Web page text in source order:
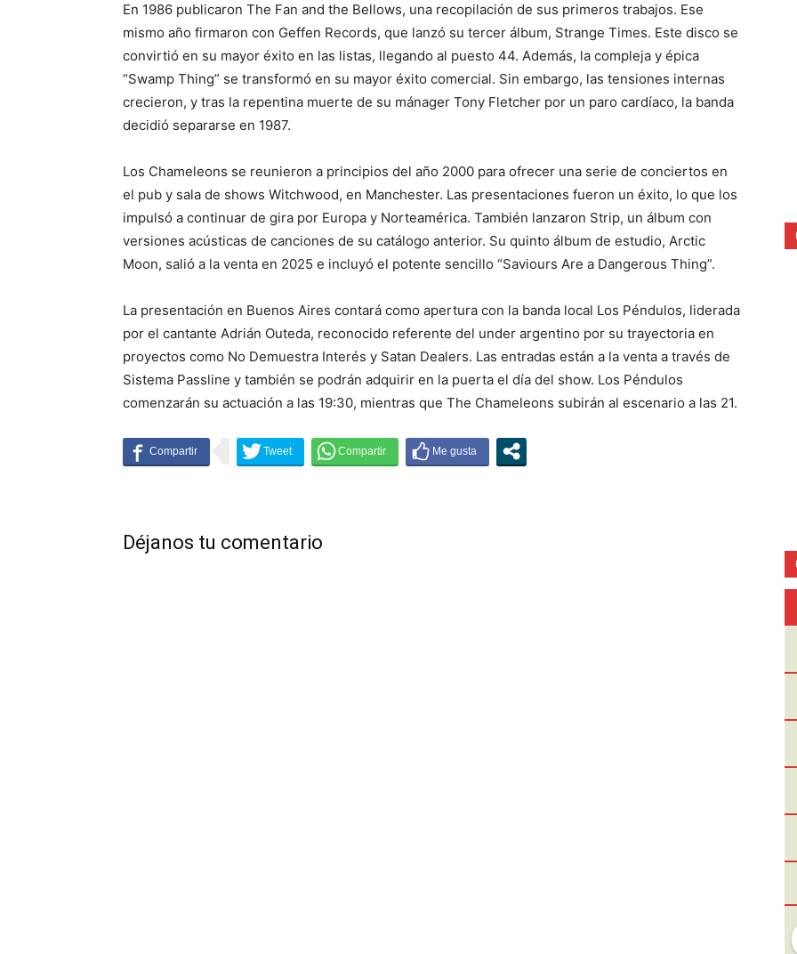
En 1986 publicaron The Fan and the Bellows, una recopilación de sus primeros trabajos. Ese
mismo año firmaron con Geffen Records, que lanzó su tercer álbum, Strange Times. Este disco se
convirtió en su mayor éxito en las listas, llegando al puesto 44. Además, la compleja y épica
“Swamp Thing” se transformó en su mayor éxito comercial. Sin embargo, las tensiones internas
crecieron, y tras la repentina muerte de su mánager Tony Fletcher por un paro cardíaco, la banda
decidió separarse en 1987.
Los Chameleons se reunieron a principios del año 2000 para ofrecer una serie de conciertos en
el pub y sala de shows Witchwood, en Manchester. Las presentaciones fueron un éxito, lo que los
impulsó a continuar de gira por Europa y Norteamérica. También lanzaron Strip, un álbum con
versiones acústicas de canciones de su catálogo anterior. Su quinto álbum de estudio, Arctic
Moon, salió a la venta en 2025 e incluyó el potente sencillo “Saviours Are a Dangerous Thing”.
La presentación en Buenos Aires contará como apertura con la banda local Los Péndulos, liderada
por el cantante Adrián Outeda, reconocido referente del under argentino por su trayectoria en
proyectos como No Demuestra Interés y Satan Dealers. Las entradas están a la venta a través de
Sistema Passline y también se podrán adquirir en la puerta el día del show. Los Péndulos
comenzarán su actuación a las 19:30, mientras que The Chameleons subirán al escenario a las 21.
Déjanos tu comentario